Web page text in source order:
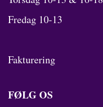
Fredag 10-13
Fakturering
FØLG OS